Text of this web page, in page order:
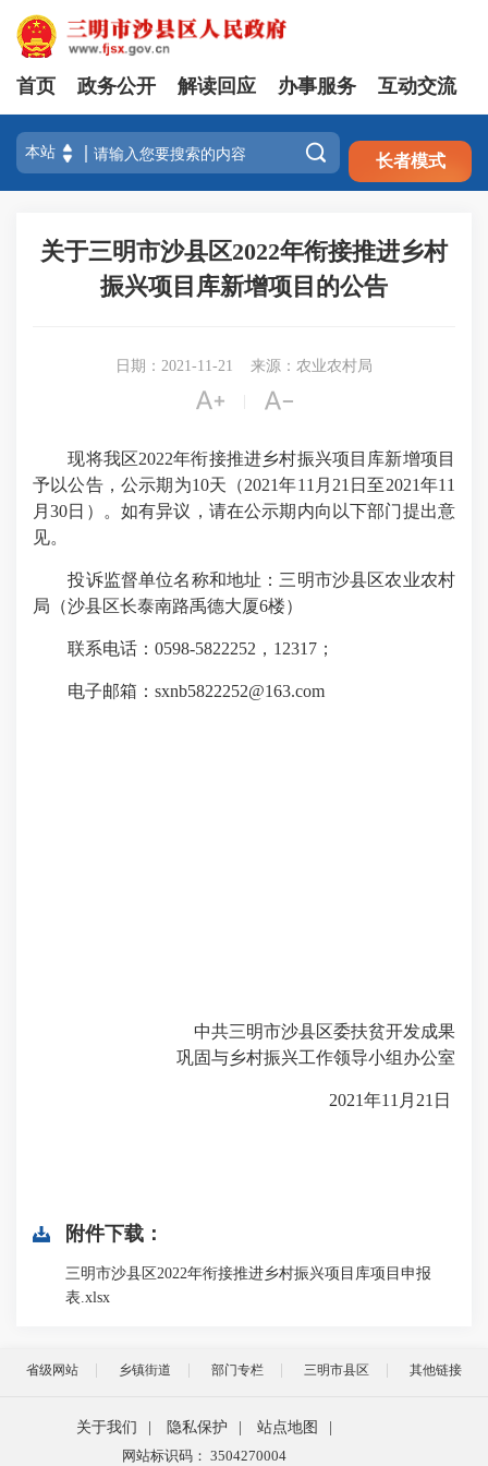
注册 登录
首页 政务公开 解读回应 办事服务 互动交流
 长者模式
关于三明市沙县区2022年衔接推进乡村
振兴项目库新增项目的公告
日期：2021-11-21 来源：农业农村局
 
现将我区2022年衔接推进乡村振兴项目库新增项目
予以公告，公示期为10天（2021年11月21日至2021年11
月30日）。如有异议，请在公示期内向以下部门提出意
见。
投诉监督单位名称和地址：三明市沙县区农业农村
局（沙县区长泰南路禹德大厦6楼）
联系电话：0598-5822252，12317；
电子邮箱：sxnb5822252@163.com
中共三明市沙县区委扶贫开发成果
巩固与乡村振兴工作领导小组办公室
2021年11月21日
附件下载：
三明市沙县区2022年衔接推进乡村振兴项目库项目申报
表.xlsx
省级网站 乡镇街道 部门专栏 三明市县区 其他链接
关于我们 隐私保护 站点地图
网站标识码： 3504270004